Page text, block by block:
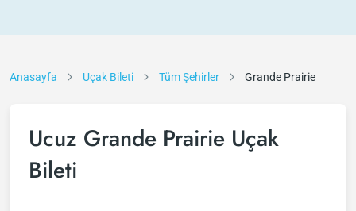
Anasayfa Uçak Bileti Tüm Şehirler Grande Prairie
Ucuz Grande Prairie Uçak
Bileti